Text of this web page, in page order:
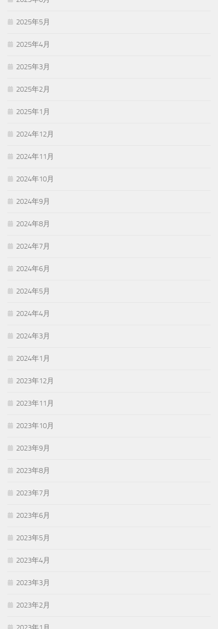
2025年5月
2025年4月
2025年3月
2025年2月
2025年1月
2024年12月
2024年11月
2024年10月
2024年9月
2024年8月
2024年7月
2024年6月
2024年5月
2024年4月
2024年3月
2024年1月
2023年12月
2023年11月
2023年10月
2023年9月
2023年8月
2023年7月
2023年6月
2023年5月
2023年4月
2023年3月
2023年2月